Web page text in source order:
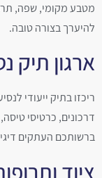
מטבע מקומי, שפה,
להיערך בצורה טובה.
ארגון תיק
ריכזו בתיק ייעודי
דרכונים, כרטיסי
ברשותכם העתקים
ציוד